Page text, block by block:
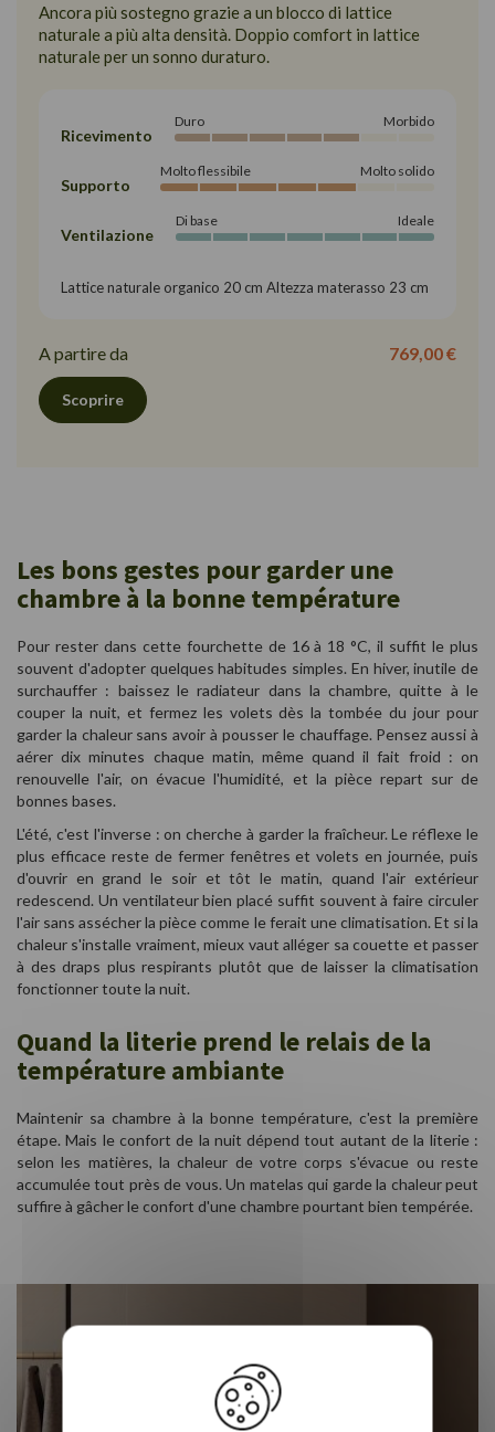
Ancora più sostegno grazie a un blocco di lattice
naturale a più alta densità. Doppio comfort in lattice
naturale per un sonno duraturo.
Ricevimento
Duro Morbido
Supporto
Molto flessibile Molto solido
Ventilazione
Di base Ideale
Lattice naturale organico 20 cm Altezza materasso 23 cm
A partire da 769,00 €
Scoprire
Les bons gestes pour garder une
chambre à la bonne température
Pour rester dans cette fourchette de 16 à 18 °C, il suffit le plus
souvent d'adopter quelques habitudes simples. En hiver, inutile de
surchauffer : baissez le radiateur dans la chambre, quitte à le
couper la nuit, et fermez les volets dès la tombée du jour pour
garder la chaleur sans avoir à pousser le chauffage. Pensez aussi à
aérer dix minutes chaque matin, même quand il fait froid : on
renouvelle l'air, on évacue l'humidité, et la pièce repart sur de
bonnes bases.
L'été, c'est l'inverse : on cherche à garder la fraîcheur. Le réflexe le
plus efficace reste de fermer fenêtres et volets en journée, puis
d'ouvrir en grand le soir et tôt le matin, quand l'air extérieur
redescend. Un ventilateur bien placé suffit souvent à faire circuler
l'air sans assécher la pièce comme le ferait une climatisation. Et si la
chaleur s'installe vraiment, mieux vaut alléger sa couette et passer
à des draps plus respirants plutôt que de laisser la climatisation
fonctionner toute la nuit.
Quand la literie prend le relais de la
température ambiante
Maintenir sa chambre à la bonne température, c'est la première
étape. Mais le confort de la nuit dépend tout autant de la literie :
selon les matières, la chaleur de votre corps s'évacue ou reste
accumulée tout près de vous. Un matelas qui garde la chaleur peut
suffire à gâcher le confort d'une chambre pourtant bien tempérée.